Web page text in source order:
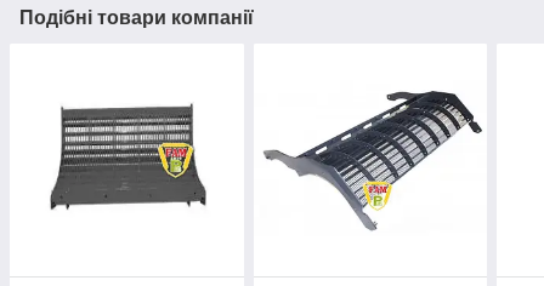
Подібні товари компанії